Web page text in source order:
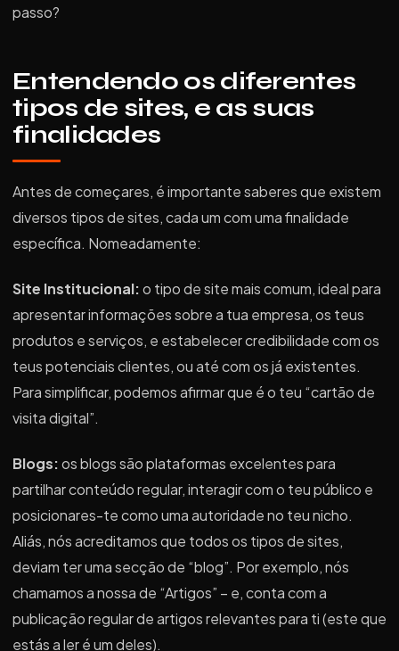
passo?
Entendendo os diferentes
tipos de sites, e as suas
finalidades
Antes de começares, é importante saberes que existem
diversos tipos de sites, cada um com uma finalidade
específica. Nomeadamente:
Site Institucional:o tipo de site mais comum, ideal para
apresentar informações sobre a tua empresa, os teus
produtos e serviços, e estabelecer credibilidade com os
teus potenciais clientes, ou até com os já existentes.
Para simplificar, podemos afirmar que é o teu “cartão de
visita digital”.
Blogs:os blogs são plataformas excelentes para
partilhar conteúdo regular, interagir com o teu público e
posicionares-te como uma autoridade no teu nicho.
Aliás, nós acreditamos que todos os tipos de sites,
deviam ter uma secção de “blog”. Por exemplo, nós
chamamos a nossa de “Artigos” – e, conta com a
publicação regular de artigos relevantes para ti (este que
estás a ler é um deles).